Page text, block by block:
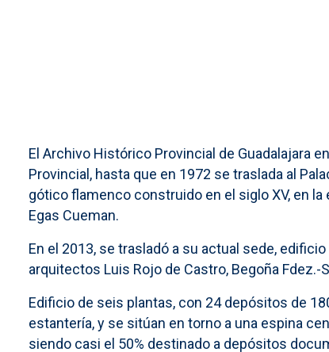
El Archivo Histórico Provincial de Guadalajara
Provincial, hasta que en 1972 se traslada al
gótico flamenco construido en el siglo XV, en
Egas Cueman.
En el 2013, se trasladó a su actual sede,
arquitectos Luis Rojo de Castro, Begoña Fdez.-
Edificio de seis plantas, con 24 depósitos de
estantería, y se sitúan en torno a una espina
siendo casi el 50% destinado a depósitos